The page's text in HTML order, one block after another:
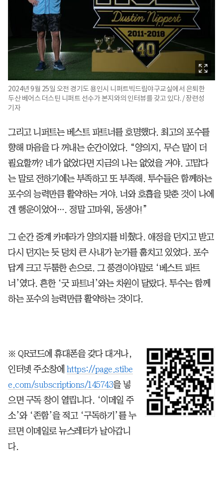
2024년 9월 25일 오전 경기도 용인시 니퍼트빅드림야구교실에서 은퇴한
두산 베어스 더스틴 니퍼트 선수가 본지와의 인터뷰를 갖고 있다. / 장련성
기자
그리고 니퍼트는 베스트 파트너를 호명했다. 최고의 포수를
향해 마음을 다 꺼내는 순간이었다. “양의지, 무슨 말이 더
필요할까? 네가 없었다면 지금의 나는 없었을 거야. 고맙다
는 말로 전하기에는 부족하고 또 부족해. 투수들은 함께하는
포수의 능력만큼 활약하는 거야. 너와 호흡을 맞춘 것이 나에
겐 행운이었어…. 정말 고마워, 동생아!”
그 순간 중계 카메라가 양의지를 비췄다. 애정을 던지고 받고
다시 던지는 듯 덩치 큰 사내가 눈가를 훔치고 있었다. 포수
답게 크고 두툼한 손으로. 그 풍경이야말로 ‘베스트 파트
너’였다. 흔한 ‘굿 파트너’와는 차원이 달랐다. 투수는 함께
하는 포수의 능력만큼 활약하는 것이다.
※ QR코드에 휴대폰을 갖다 대거나,
인터넷 주소창에 https://page.stibe
e.com/subscriptions/145743을 넣
으면 구독 창이 열립니다. ‘이메일 주
소’와 ‘존함’을 적고 ‘구독하기’를 누
르면 이메일로 뉴스레터가 날아갑니
다.